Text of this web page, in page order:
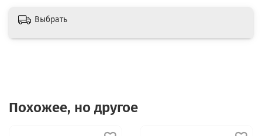
Выбрать
Похожее, но другое